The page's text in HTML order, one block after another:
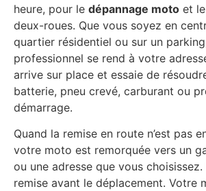
heure, pour le dépannage moto et
deux-roues. Que vous soyez en
quartier résidentiel ou sur un
professionnel se rend à votre
arrive sur place et essaie de
batterie, pneu crevé, carburant ou
démarrage.
Quand la remise en route n’est pas
votre moto est remorquée vers un
ou une adresse que vous choisissez.
remise avant le déplacement. Votre